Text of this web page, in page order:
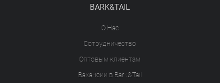
BARK&TAIL
О Нас
Сотрудничество
Оптовым клиентам
Вакансии в Bark&Tail